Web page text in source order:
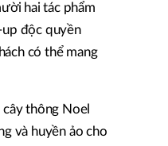
hai tác phẩm
up độc quyền
có thể mang
thông Noel
và huyền ảo cho